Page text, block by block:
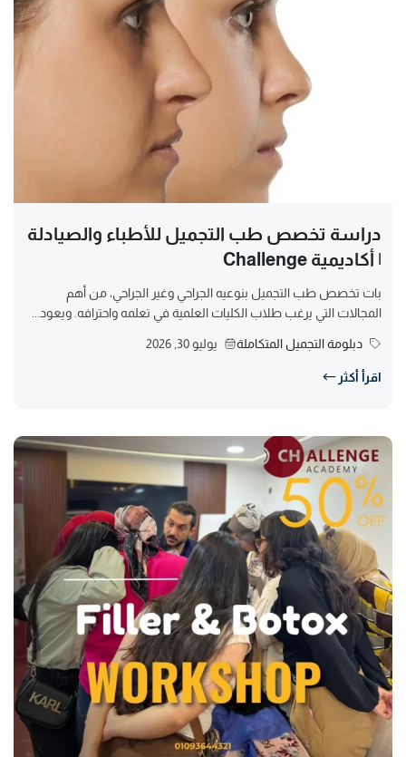
دراسة تخصص طب التجميل للأطباء والصيادلة
| أكاديمية Challenge
بات تخصص طب التجميل بنوعيه الجراحي وغير الجراحي، من أهم
المجالات التي يرغب طلاب الكليات العلمية في تعلمه واحترافه. ويعود...
دبلومة التجميل المتكاملة يوليو 30, 2026
اقرأ أكثر